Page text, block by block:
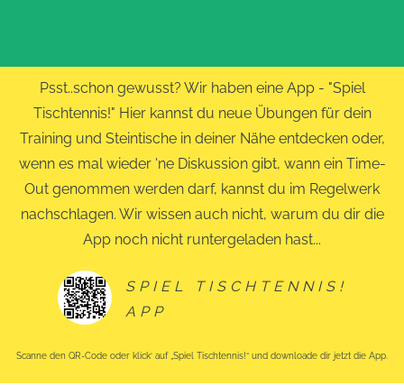
Psst..schon gewusst? Wir haben eine App - "Spiel
Tischtennis!" Hier kannst du neue Übungen für dein
Training und Steintische in deiner Nähe entdecken oder,
wenn es mal wieder 'ne Diskussion gibt, wann ein Time-
Out genommen werden darf, kannst du im Regelwerk
nachschlagen. Wir wissen auch nicht, warum du dir die
App noch nicht runtergeladen hast...
SPIEL TISCHTENNIS!
APP
Scanne den QR-Code oder klick‘ auf „Spiel Tischtennis!“ und downloade dir jetzt die App.